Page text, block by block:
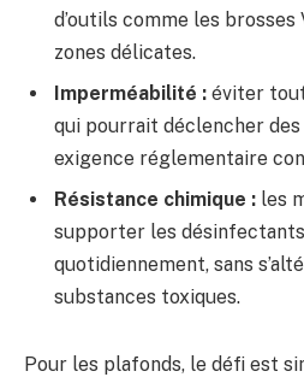
d’outils comme les brosses
zones délicates.
Imperméabilité : éviter
qui pourrait déclencher
exigence réglementaire
Résistance chimique : les
supporter les
quotidiennement, sans
substances toxiques.
Pour les plafonds, le défi est